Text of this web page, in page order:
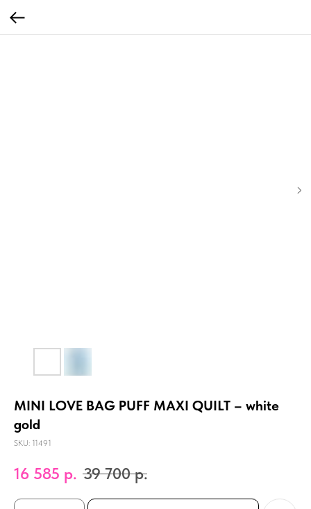
MINI LOVE BAG PUFF MAXI QUILT – white
gold
SKU: 11491
16 585 р. 39 700 р.